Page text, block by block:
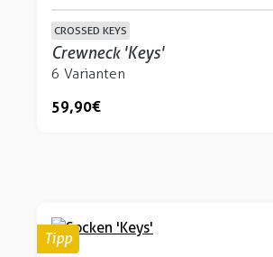
CROSSED KEYS
Crewneck 'Keys'
6 Varianten
59,90 €
Tipp